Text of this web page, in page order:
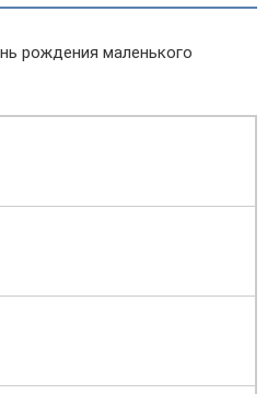
рождения маленького